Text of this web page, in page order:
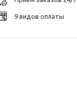
9 видов оплаты